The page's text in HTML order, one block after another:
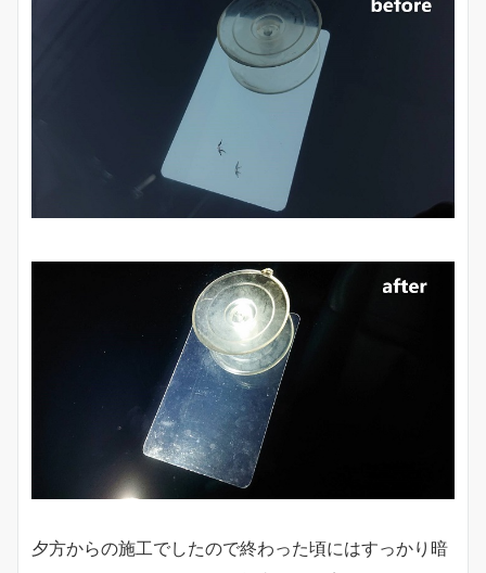
夕方からの施工でしたので終わった頃にはすっかり暗